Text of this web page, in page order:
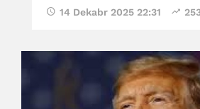
14 Dekabr 2025 22:31